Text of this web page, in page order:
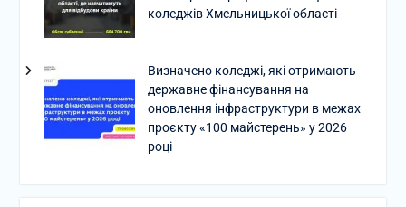
коледжів Хмельницької області
Визначено коледжі, які отримають
державне фінансування на
оновлення інфраструктури в межах
проєкту «100 майстерень» у 2026
році